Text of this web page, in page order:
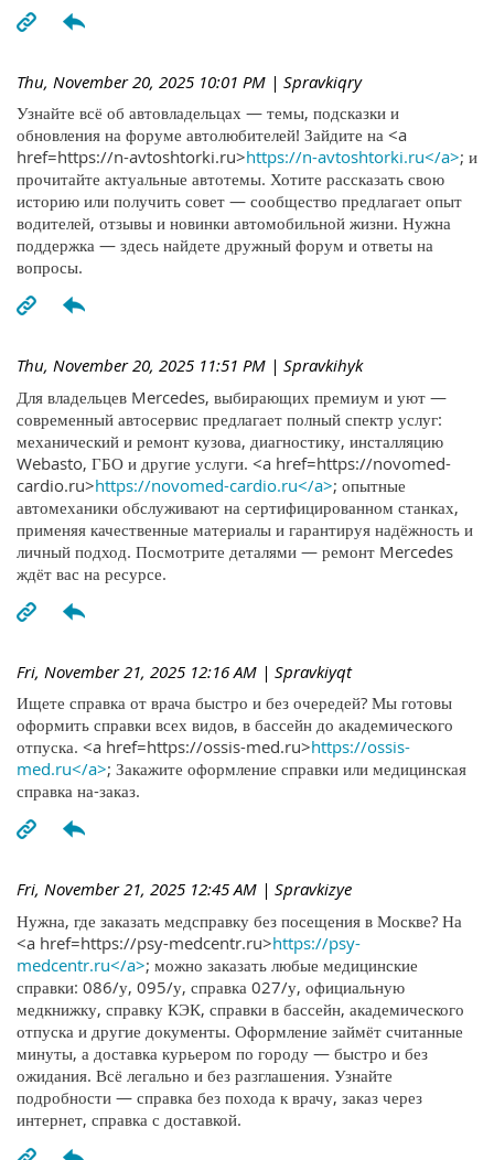
Thu, November 20, 2025 10:01 PM | Spravkiqry
Узнайте всё об автовладельцах — темы, подсказки и
обновления на форуме автолюбителей! Зайдите на <a
href=https://n-avtoshtorki.ru>https://n-avtoshtorki.ru</a>; и
прочитайте актуальные автотемы. Хотите рассказать свою
историю или получить совет — сообщество предлагает опыт
водителей, отзывы и новинки автомобильной жизни. Нужна
поддержка — здесь найдете дружный форум и ответы на
вопросы.
Thu, November 20, 2025 11:51 PM | Spravkihyk
Для владельцев Mercedes, выбирающих премиум и уют —
современный автосервис предлагает полный спектр услуг:
механический и ремонт кузова, диагностику, инсталляцию
Webasto, ГБО и другие услуги. <a href=https://novomed-
cardio.ru>https://novomed-cardio.ru</a>; опытные
автомеханики обслуживают на сертифицированном станках,
применяя качественные материалы и гарантируя надёжность и
личный подход. Посмотрите деталями — ремонт Mercedes
ждёт вас на ресурсе.
Fri, November 21, 2025 12:16 AM | Spravkiyqt
Ищете справка от врача быстро и без очередей? Мы готовы
оформить справки всех видов, в бассейн до академического
отпуска. <a href=https://ossis-med.ru>https://ossis-
med.ru</a>; Закажите оформление справки или медицинская
справка на-заказ.
Fri, November 21, 2025 12:45 AM | Spravkizye
Нужна, где заказать медсправку без посещения в Москве? На
<a href=https://psy-medcentr.ru>https://psy-
medcentr.ru</a>; можно заказать любые медицинские
справки: 086/у, 095/у, справка 027/у, официальную
медкнижку, справку КЭК, справки в бассейн, академического
отпуска и другие документы. Оформление займёт считанные
минуты, а доставка курьером по городу — быстро и без
ожидания. Всё легально и без разглашения. Узнайте
подробности — справка без похода к врачу, заказ через
интернет, справка с доставкой.